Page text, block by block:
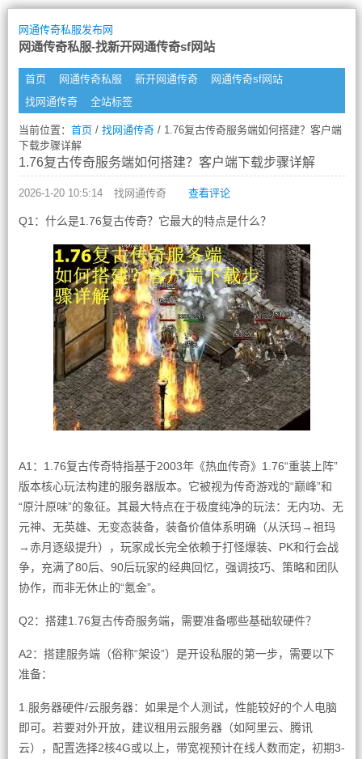
网通传奇私服发布网
网通传奇私服-找新开网通传奇sf网站
首页 网通传奇私服 新开网通传奇
网通传奇sf网站
找网通传奇
全站标签
当前位置： 首页/ 找网通传奇/ 1.76复古传奇服务端如何搭建？客户端
下载步骤详解
1.76复古传奇服务端如何搭建？客户端下载步骤详解
2026-1-20 10:5:14 找网通传奇 查看评论
Q1：什么是1.76复古传奇？它最大的特点是什么？
A1：1.76复古传奇特指基于2003年《热血传奇》1.76“重装上阵”
版本核心玩法构建的服务器版本。它被视为传奇游戏的“巅峰”和
“原汁原味”的象征。其最大特点在于极度纯净的玩法：无内功、无
元神、无英雄、无变态装备，装备价值体系明确（从沃玛→祖玛
→赤月逐级提升），玩家成长完全依赖于打怪爆装、PK和行会战
争，充满了80后、90后玩家的经典回忆，强调技巧、策略和团队
协作，而非无休止的“氪金”。
Q2：搭建1.76复古传奇服务端，需要准备哪些基础软硬件？
A2：搭建服务端（俗称“架设”）是开设私服的第一步，需要以下
准备：
1.服务器硬件/云服务器：如果是个人测试，性能较好的个人电脑
即可。若要对外开放，建议租用云服务器（如阿里云、腾讯
云），配置选择2核4G或以上，带宽视预计在线人数而定，初期3-